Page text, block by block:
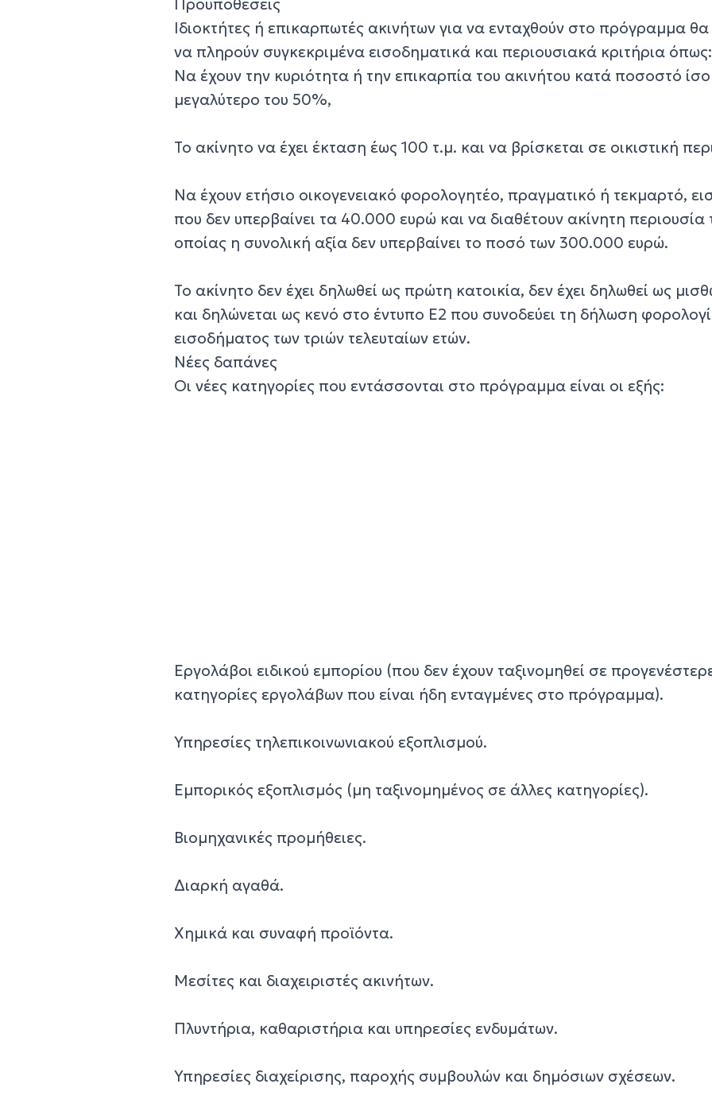
Ιδιοκτήτες ή επικαρπωτές ακινήτων για να ενταχθούν στο πρόγραμμα θα
να πληρούν συγκεκριμένα εισοδηματικά και περιουσιακά κριτήρια όπως:
Να έχουν την κυριότητα ή την επικαρπία του ακινήτου κατά ποσοστό
μεγαλύτερο του 50%,
Το ακίνητο να έχει έκταση έως 100 τ.μ. και να βρίσκεται σε οικιστική
Να έχουν ετήσιο οικογενειακό φορολογητέο, πραγματικό ή τεκμαρτό,
που δεν υπερβαίνει τα 40.000 ευρώ και να διαθέτουν ακίνητη περιουσία
οποίας η συνολική αξία δεν υπερβαίνει το ποσό των 300.000 ευρώ.
Το ακίνητο δεν έχει δηλωθεί ως πρώτη κατοικία, δεν έχει δηλωθεί ως
και δηλώνεται ως κενό στο έντυπο Ε2 που συνοδεύει τη δήλωση
εισοδήματος των τριών τελευταίων ετών.
Νέες δαπάνες
Οι νέες κατηγορίες που εντάσσονται στο πρόγραμμα είναι οι εξής:
Εργολάβοι ειδικού εμπορίου (που δεν έχουν ταξινομηθεί σε
κατηγορίες εργολάβων που είναι ήδη ενταγμένες στο πρόγραμμα).
Υπηρεσίες τηλεπικοινωνιακού εξοπλισμού.
Εμπορικός εξοπλισμός (μη ταξινομημένος σε άλλες κατηγορίες).
Βιομηχανικές προμήθειες.
Διαρκή αγαθά.
Χημικά και συναφή προϊόντα.
Μεσίτες και διαχειριστές ακινήτων.
Πλυντήρια, καθαριστήρια και υπηρεσίες ενδυμάτων.
Υπηρεσίες διαχείρισης, παροχής συμβουλών και δημόσιων σχέσεων.